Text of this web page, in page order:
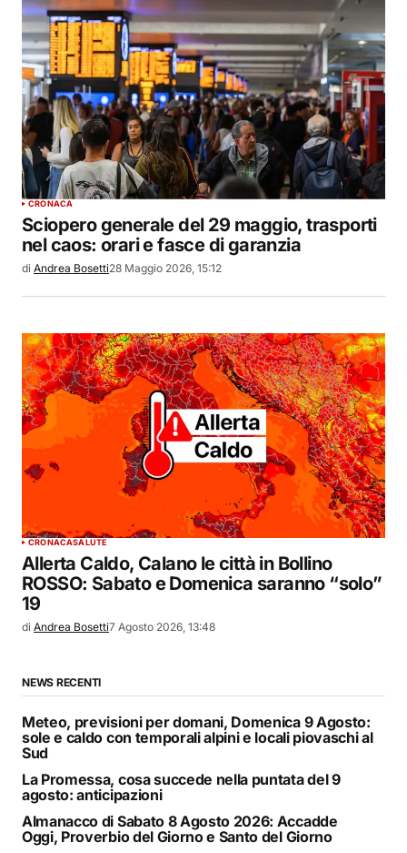
CRONACA
Sciopero generale del 29 maggio, trasporti
nel caos: orari e fasce di garanzia
di Andrea Bosetti28 Maggio 2026, 15:12
CRONACASALUTE
Allerta Caldo, Calano le città in Bollino
ROSSO: Sabato e Domenica saranno “solo”
19
di Andrea Bosetti7 Agosto 2026, 13:48
NEWS RECENTI
Meteo, previsioni per domani, Domenica 9 Agosto:
sole e caldo con temporali alpini e locali piovaschi al
Sud
La Promessa, cosa succede nella puntata del 9
agosto: anticipazioni
Almanacco di Sabato 8 Agosto 2026: Accadde
Oggi, Proverbio del Giorno e Santo del Giorno